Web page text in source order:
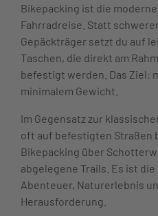
Bikepacking ist die
Fahrradreise. Statt
Gepäckträger setzt du auf
Taschen, die direkt am
befestigt werden. Das Ziel:
minimalem Gewicht.
Im Gegensatz zur
oft auf befestigten Straßen
Bikepacking über
abgelegene Trails. Es ist
Abenteuer, Naturerlebnis
Herausforderung.